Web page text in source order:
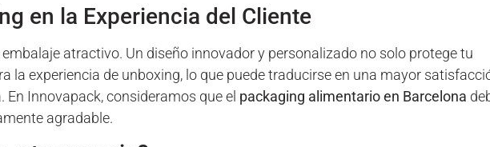
en la Experiencia del Cliente
atractivo. Un diseño innovador y personalizado no solo protege tu
la experiencia de unboxing, lo que puede traducirse en una mayor
En Innovapack, consideramos que el packaging alimentario en Barcelona
agradable.